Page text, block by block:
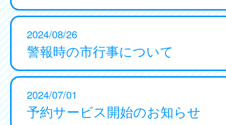
2024/08/26
警報時の市行事について
2024/07/01
予約サービス開始のお知らせ